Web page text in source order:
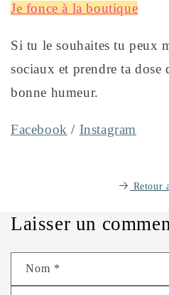
Je fonce à la boutique
Si tu le souhaites tu peux
sociaux et prendre ta dose
bonne humeur.
Facebook / Instagram
Retour
Laisser un
Nom *